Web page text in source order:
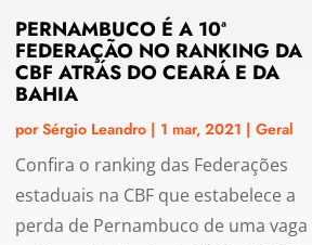
PERNAMBUCO É A 10ª
FEDERAÇÃO NO RANKING DA
CBF ATRÁS DO CEARÁ E DA
BAHIA
porSérgio Leandro| 1 mar, 2021 | Geral
Confira o ranking das Federações
estaduais na CBF que estabelece a
perda de Pernambuco de uma vaga